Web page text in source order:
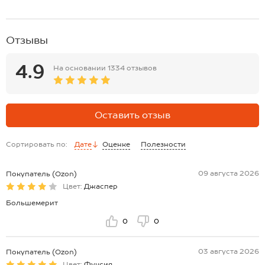
Отзывы
4.9 На основании 1334 отзывов
Оставить отзыв
Сортировать по: Дате Оценке Полезности
Покупатель (Ozon)
09 августа 2026
Цвет: Джаспер
Большемерит
0 0
Покупатель (Ozon)
03 августа 2026